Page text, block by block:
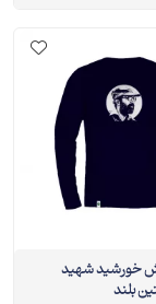
خورشيد شهيد
بلند